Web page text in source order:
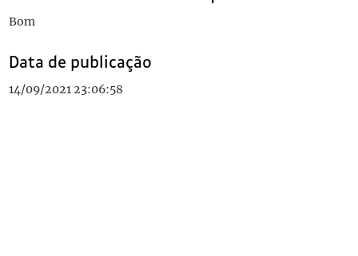
Bom
Data de publicação
14/09/2021 23:06:58